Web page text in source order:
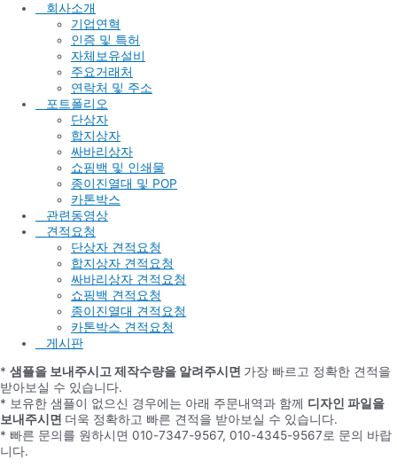
회사소개
기업연혁
인증 및 특허
자체보유설비
주요거래처
연락처 및 주소
포트폴리오
단상자
합지상자
싸바리상자
쇼핑백 및 인쇄물
종이진열대 및 POP
카톤박스
관련동영상
견적요청
단상자 견적요청
합지상자 견적요청
싸바리상자 견적요청
쇼핑백 견적요청
종이진열대 견적요청
카톤박스 견적요청
게시판
* 샘플을 보내주시고 제작수량을 알려주시면 가장 빠르고 정확한 견적을
받아보실 수 있습니다.
* 보유한 샘플이 없으신 경우에는 아래 주문내역과 함께 디자인 파일을
보내주시면 더욱 정확하고 빠른 견적을 받아보실 수 있습니다.
* 빠른 문의를 원하시면 010-7347-9567, 010-4345-9567로 문의 바랍
니다.